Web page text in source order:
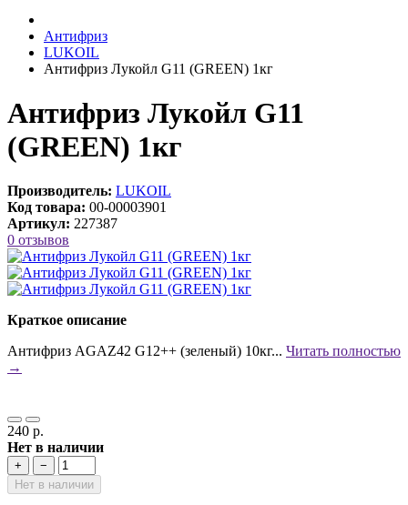
Антифриз
LUKOIL
Антифриз Лукойл G11 (GREEN) 1кг
Антифриз Лукойл G11
(GREEN) 1кг
Производитель: LUKOIL
Код товара: 00-00003901
Артикул: 227387
0 отзывов
Краткое описание
Антифриз AGAZ42 G12++ (зеленый) 10кг... Читать полностью
→
240 р.
Нет в наличии
+
−
Нет в наличии